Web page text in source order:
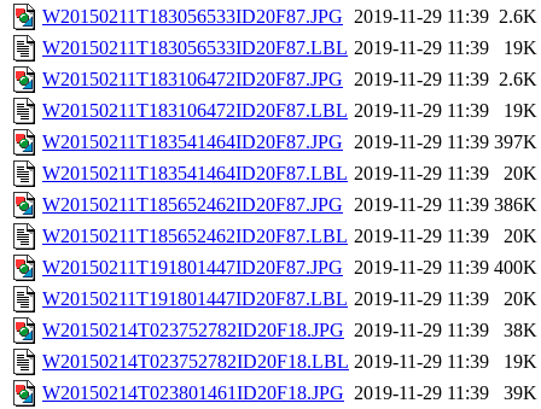
W20150211T183056533ID20F87.JPG 2019-11-29 11:39 2.6K
W20150211T183056533ID20F87.LBL 2019-11-29 11:39
19K
W20150211T183106472ID20F87.JPG 2019-11-29 11:39 2.6K
W20150211T183106472ID20F87.LBL 2019-11-29 11:39
19K
W20150211T183541464ID20F87.JPG 2019-11-29 11:39 397K
W20150211T183541464ID20F87.LBL 2019-11-29 11:39
20K
W20150211T185652462ID20F87.JPG 2019-11-29 11:39 386K
W20150211T185652462ID20F87.LBL 2019-11-29 11:39
20K
W20150211T191801447ID20F87.JPG 2019-11-29 11:39 400K
W20150211T191801447ID20F87.LBL 2019-11-29 11:39
20K
W20150214T023752782ID20F18.JPG 2019-11-29 11:39
38K
W20150214T023752782ID20F18.LBL 2019-11-29 11:39
19K
W20150214T023801461ID20F18.JPG 2019-11-29 11:39
39K